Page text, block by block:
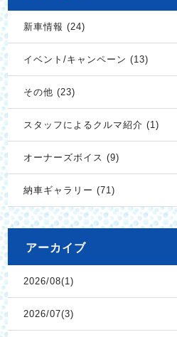
新車情報 (24)
イベント/キャンペーン (13)
その他 (23)
スタッフによるクルマ紹介 (1)
オーナーズボイス (9)
納車ギャラリー (71)
アーカイブ
2026/08(1)
2026/07(3)